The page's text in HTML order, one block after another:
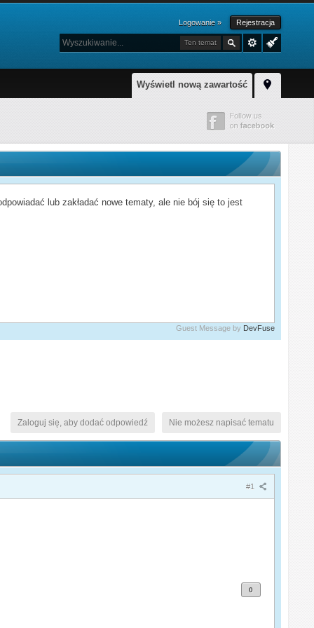
Logowanie » Rejestracja
Ten temat
Wyświetl nową zawartość
lub zakładać nowe tematy, ale nie bój się to jest
Guest Message by DevFuse
Nie możesz napisać tematu
Zaloguj się, aby dodać odpowiedź
#1
0